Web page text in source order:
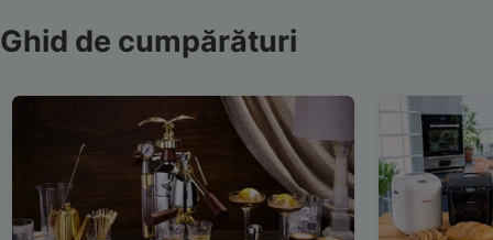
Ghid de cumpărături